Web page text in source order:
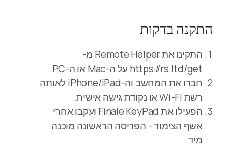
התקנה בדקות
התקינו את Remote Helper מ-
https://rs.ltd/get על ה-Mac או ה-PC.
חברו את המחשב וה-iPhone/iPad לאותה
רשת Wi-Fi או נקודת גישה אישית.
הפעילו את Finale KeyPad ועקבו אחרי
אשף הצימוד - הפריסה הראשונה מוכנה
מיד.